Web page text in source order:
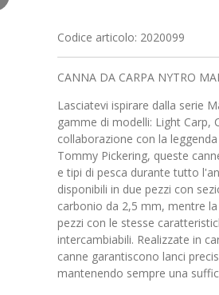
Codice articolo: 2020099
CANNA DA CARPA NYTRO
Lasciatevi ispirare dalla serie
gamme di modelli: Light Carp,
collaborazione con la
Tommy Pickering, queste
e tipi di pesca durante tutto
disponibili in due pezzi con
carbonio da 2,5 mm, mentre
pezzi con le stesse
intercambiabili. Realizzate in
canne garantiscono lanci
mantenendo sempre una